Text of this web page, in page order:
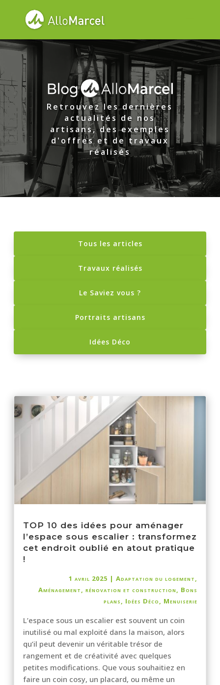
Retrouvez les dernières
actualités de nos
artisans, des exemples
d'offres et de travaux
réalisés
Tous les articles
Travaux réalisés
Le Saviez vous ?
Portraits artisans
Idées Déco
TOP 10 des idées pour aménager
l’espace sous escalier : transformez
cet endroit oublié en atout pratique
!
1 avril 2025 | Adaptation du logement,
Aménagement, rénovation et construction, Bons
plans, Idées Déco, Menuiserie
L’espace sous un escalier est souvent un coin
inutilisé ou mal exploité dans la maison, alors
qu’il peut devenir un véritable trésor de
rangement et de créativité avec quelques
petites modifications. Que vous souhaitiez en
faire un coin cosy, un placard, ou même un